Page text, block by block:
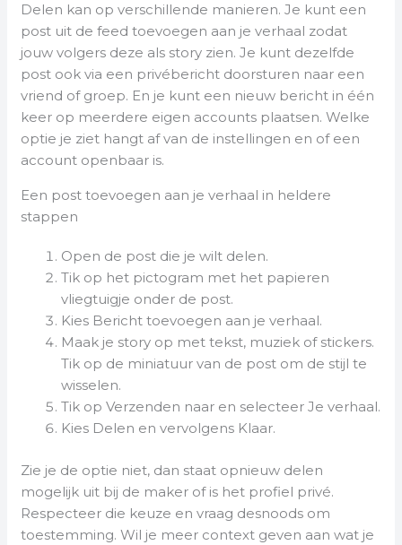
Delen kan op verschillende manieren. Je kunt een
post uit de feed toevoegen aan je verhaal zodat
jouw volgers deze als story zien. Je kunt dezelfde
post ook via een privébericht doorsturen naar een
vriend of groep. En je kunt een nieuw bericht in één
keer op meerdere eigen accounts plaatsen. Welke
optie je ziet hangt af van de instellingen en of een
account openbaar is.
Een post toevoegen aan je verhaal in heldere
stappen
Open de post die je wilt delen.
Tik op het pictogram met het papieren
vliegtuigje onder de post.
Kies Bericht toevoegen aan je verhaal.
Maak je story op met tekst, muziek of stickers.
Tik op de miniatuur van de post om de stijl te
wisselen.
Tik op Verzenden naar en selecteer Je verhaal.
Kies Delen en vervolgens Klaar.
Zie je de optie niet, dan staat opnieuw delen
mogelijk uit bij de maker of is het profiel privé.
Respecteer die keuze en vraag desnoods om
toestemming. Wil je meer context geven aan wat je